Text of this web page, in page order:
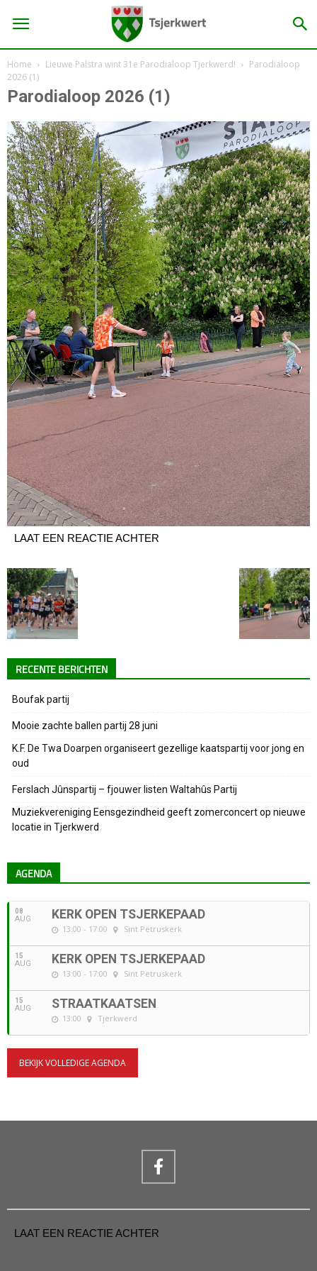
Home Lieuwe Palstra wint 31e Parodialoop Tjerkwerd!
Parodialoop
2026 (1)
Parodialoop 2026 (1)
LAAT EEN REACTIE ACHTER
RECENTE BERICHTEN
Boufak partij
Mooie zachte ballen partij 28 juni
K.F. De Twa Doarpen organiseert gezellige kaatspartij voor jong en
oud
Ferslach Jûnspartij – fjouwer listen Waltahûs Partij
Muziekvereniging Eensgezindheid geeft zomerconcert op nieuwe
locatie in Tjerkwerd
AGENDA
08
AUG KERK OPEN TSJERKEPAAD
13:00 - 17:00 Sint Petruskerk
15
AUG KERK OPEN TSJERKEPAAD
13:00 - 17:00 Sint Petruskerk
15
AUG STRAATKAATSEN
13:00 Tjerkwerd
BEKIJK VOLLEDIGE AGENDA
LAAT EEN REACTIE ACHTER